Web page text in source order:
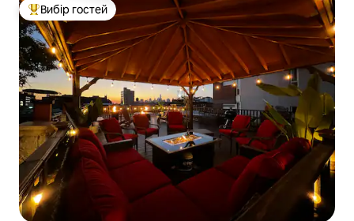
Топ вибір гостей
Вибір гостей